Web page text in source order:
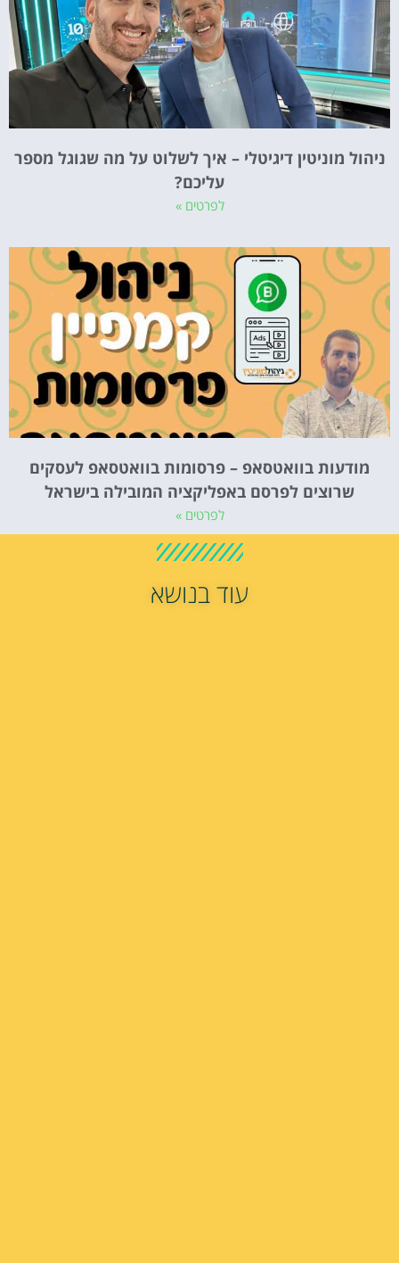
ניהול מוניטין דיגיטלי – איך לשלוט על מה שגוגל מספר
עליכם?
לפרטים »
מודעות בוואטסאפ – פרסומות בוואטסאפ לעסקים
שרוצים לפרסם באפליקציה המובילה בישראל
לפרטים »
עוד בנושא